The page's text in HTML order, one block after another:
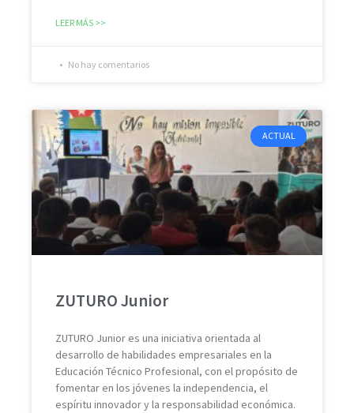
LEER MÁS >>
No hay comentarios
ACTUAL
ZUTURO Junior
ZUTURO Junior es una iniciativa orientada al
desarrollo de habilidades empresariales en la
Educación Técnico Profesional, con el propósito de
fomentar en los jóvenes la independencia, el
espíritu innovador y la responsabilidad económica.